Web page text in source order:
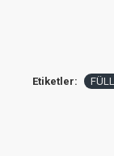
tutularak en
Etiketler: